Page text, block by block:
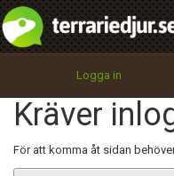
Logga in
Kräver
För att komma åt sidan
integritetspolicy
Namn:
Epost:
Begär nytt lösenord